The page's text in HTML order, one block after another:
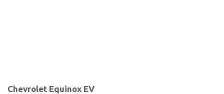
Chevrolet Equinox EV